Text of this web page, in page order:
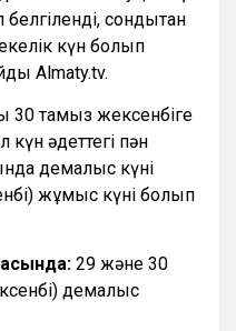
сондықтан
күн болып
Almaty.tv.
30 тамыз жексенбіге
күн әдеттегі пән
демалыс күні
жұмыс күні болып
29 және 30
демалыс